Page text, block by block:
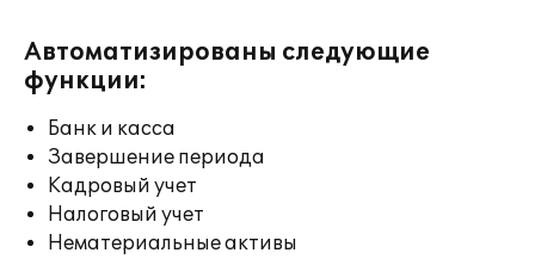
Автоматизированы следующие
функции:
Банк и касса
Завершение периода
Кадровый учет
Налоговый учет
Нематериальные активы